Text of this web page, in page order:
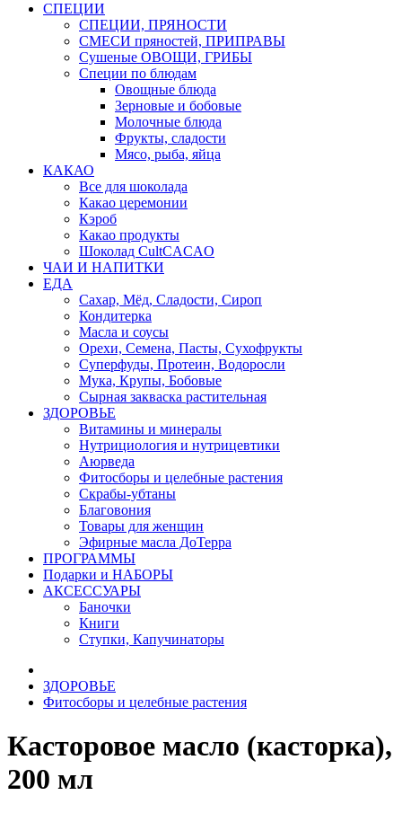
СПЕЦИИ
СПЕЦИИ, ПРЯНОСТИ
СМЕСИ пряностей, ПРИПРАВЫ
Сушеные ОВОЩИ, ГРИБЫ
Специи по блюдам
Овощные блюда
Зерновые и бобовые
Молочные блюда
Фрукты, сладости
Мясо, рыба, яйца
КАКАО
Все для шоколада
Какао церемонии
Кэроб
Какао продукты
Шоколад CultCACAO
ЧАИ И НАПИТКИ
ЕДА
Сахар, Мёд, Сладости, Сироп
Кондитерка
Масла и соусы
Орехи, Семена, Пасты, Сухофрукты
Суперфуды, Протеин, Водоросли
Мука, Крупы, Бобовые
Сырная закваска растительная
ЗДОРОВЬЕ
Витамины и минералы
Нутрициология и нутрицевтики
Аюрведа
Фитосборы и целебные растения
Скрабы-убтаны
Благовония
Товары для женщин
Эфирные масла ДоТерра
ПРОГРАММЫ
Подарки и НАБОРЫ
АКСЕССУАРЫ
Баночки
Книги
Ступки, Капучинаторы
ЗДОРОВЬЕ
Фитосборы и целебные растения
Касторовое масло (касторка),
200 мл